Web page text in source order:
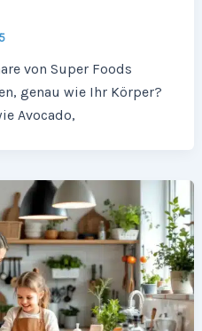
von Super Foods
genau wie Ihr Körper?
Avocado,